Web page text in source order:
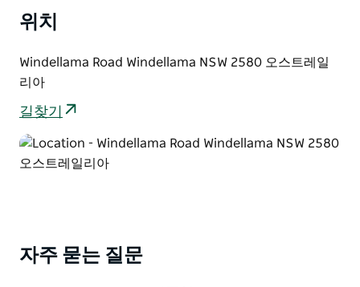
위치
Windellama Road Windellama NSW 2580 오스트레일
리아
길찾기
자주 묻는 질문